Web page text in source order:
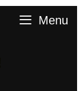
SearchMenu